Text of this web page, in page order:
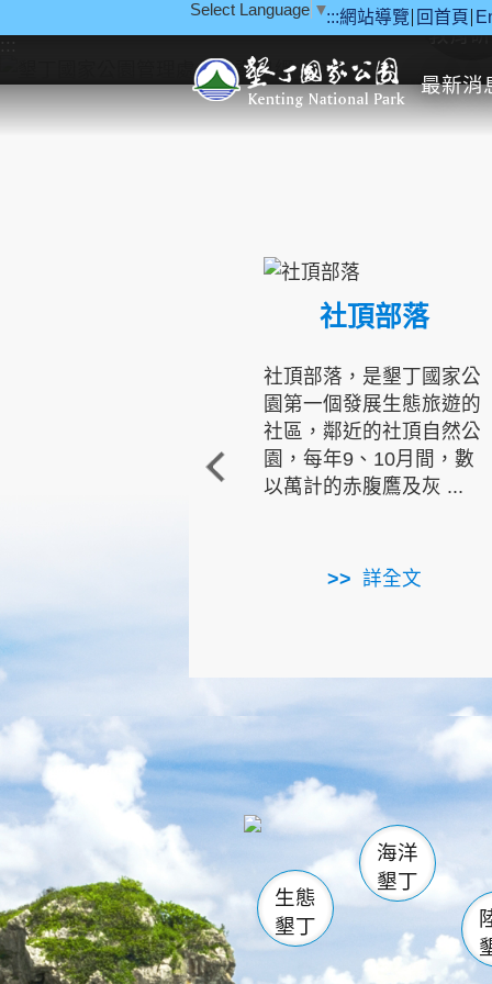
:::網站導覽 回首頁
Select Language ▼
最新消
::: 教育
社頂部落
社頂部落，是墾丁國家公
園第一個發展生態旅遊的
社區，鄰近的社頂自然公
園，每年9、10月間，數
以萬計的赤腹鷹及灰 ...
詳全文
龜山 海生館
恆春
龍鑾潭自
瓊麻館
關山
白砂
生態
墾丁
海洋
墾丁